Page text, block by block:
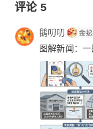
评论 5
鹅叨叨
图解新闻：